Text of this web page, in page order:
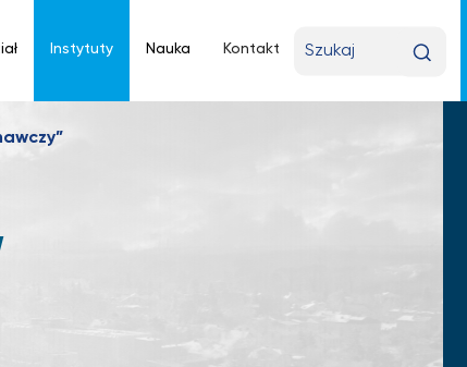
Instytuty Nauka Kontakt
wyszukiwaną